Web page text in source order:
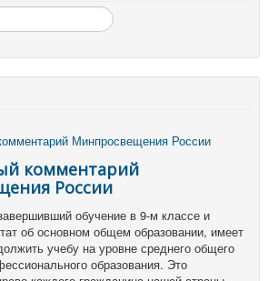
комментарий
России
обучение в 9-м классе и
об основном общем образовании, имеет
учебу на уровне среднего общего
образования. Это